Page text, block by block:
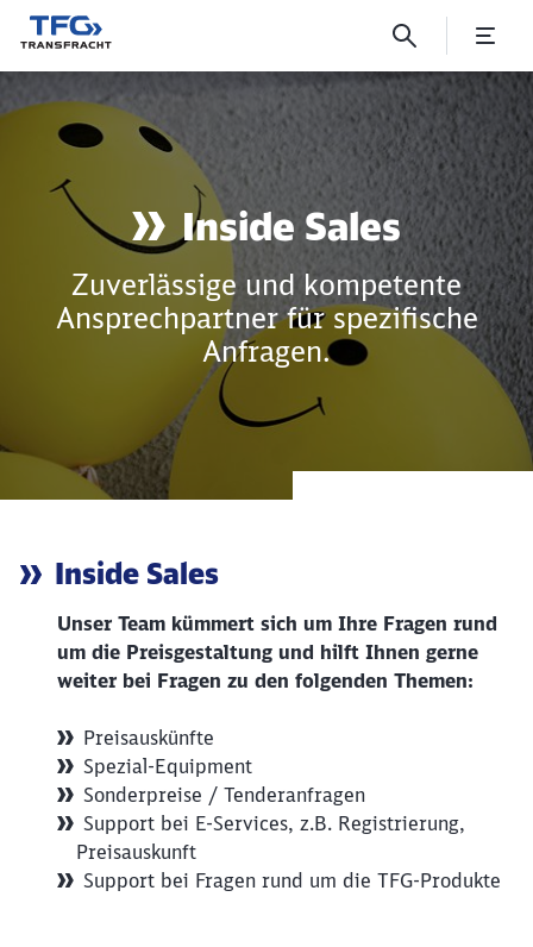
Inside Sales
Inside Sales
Zuverlässige und kompetente
Ansprechpartner für spezifische
Anfragen.
Artikel:
Inside Sales
Unser Team kümmert sich um Ihre Fragen rund
um die Preisgestaltung und hilft Ihnen gerne
weiter bei Fragen zu den folgenden Themen:
Preisauskünfte
Spezial-Equipment
Sonderpreise / Tenderanfragen
Support bei E-Services, z.B. Registrierung,
Preisauskunft
Support bei Fragen rund um die TFG-Produkte